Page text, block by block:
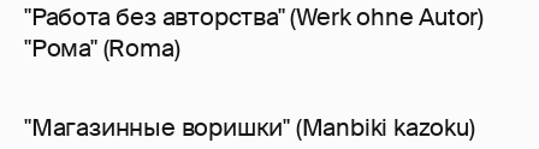
"Работа без авторства" (Werk ohne Autor)
"Рома" (Roma)
"Магазинные воришки" (Manbiki kazoku)